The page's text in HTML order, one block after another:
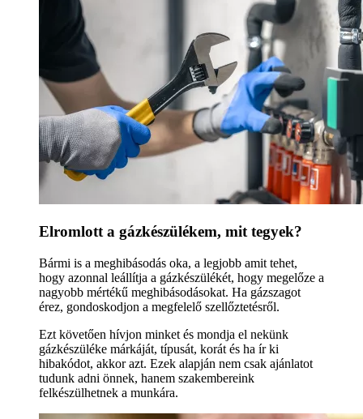
Elromlott a gázkészülékem, mit tegyek?
Bármi is a meghibásodás oka, a legjobb amit tehet,
hogy azonnal leállítja a gázkészülékét, hogy megelőze a
nagyobb mértékű meghibásodásokat. Ha gázszagot
érez, gondoskodjon a megfelelő szellőztetésről.
Ezt követően hívjon minket és mondja el nekünk
gázkészüléke márkáját, típusát, korát és ha ír ki
hibakódot, akkor azt. Ezek alapján nem csak ajánlatot
tudunk adni önnek, hanem szakembereink
felkészülhetnek a munkára.